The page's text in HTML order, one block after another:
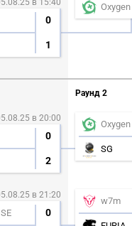
в 15:40
0
1
Oxygen
в 20:00
0
2
в 21:20
0
Раунд 2
Oxygen
SG
w7m